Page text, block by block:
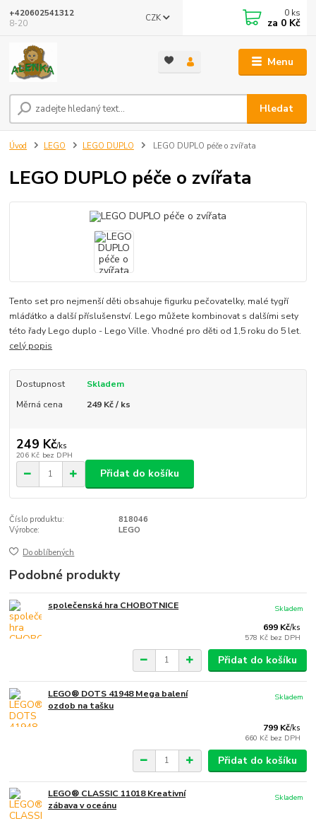
Menu
CZK
Hledat
+420602541312
8-20
0 ks
za 0 Kč
Úvod LEGO LEGO DUPLO LEGO DUPLO péče o zvířata
LEGO DUPLO péče o zvířata
Tento set pro nejmenší děti obsahuje figurku pečovatelky, malé tygří
mláďátko a další příslušenství. Lego můžete kombinovat s dalšími sety
této řady Lego duplo - Lego Ville. Vhodné pro děti od 1,5 roku do 5 let.
celý popis
Dostupnost
Skladem
Měrná cena
249 Kč / ks
249 Kč/ks
206 Kč bez DPH
Přidat do košíku
Číslo produktu:
818046
Výrobce:
LEGO
Do oblíbených
Podobné produkty
společenská hra CHOBOTNICE
699 Kč/ks
578 Kč bez DPH
Skladem
Přidat do košíku
LEGO® DOTS 41948 Mega balení
ozdob na tašku
799 Kč/ks
660 Kč bez DPH
Skladem
Přidat do košíku
LEGO® CLASSIC 11018 Kreativní
zábava v oceánu
Skladem